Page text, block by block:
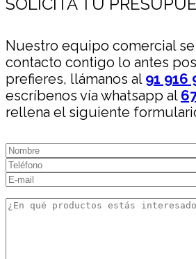
Nuestro equipo comercial
contacto contigo lo antes
prefieres, llámanos al 91 916
escríbenos vía whatsapp al
rellena el siguiente